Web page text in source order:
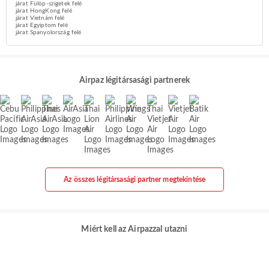
járat Fülöp-szigetek felé
járat HongKong felé
járat Vietnám felé
járat Egyiptom felé
járat Spanyolország felé
Airpaz légitársasági partnerek
Az összes légitársasági partner megtekintése
Miért kell az Airpazzal utazni